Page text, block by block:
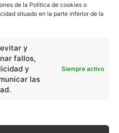
de la Política de cookies o
situado en la parte inferior de la
y
fallos,
y
las
Siempre activo